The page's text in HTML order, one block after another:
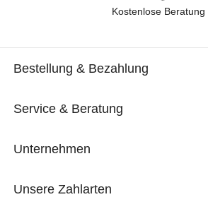
Kostenlose Beratung
Bestellung & Bezahlung
Service & Beratung
Unternehmen
Unsere Zahlarten